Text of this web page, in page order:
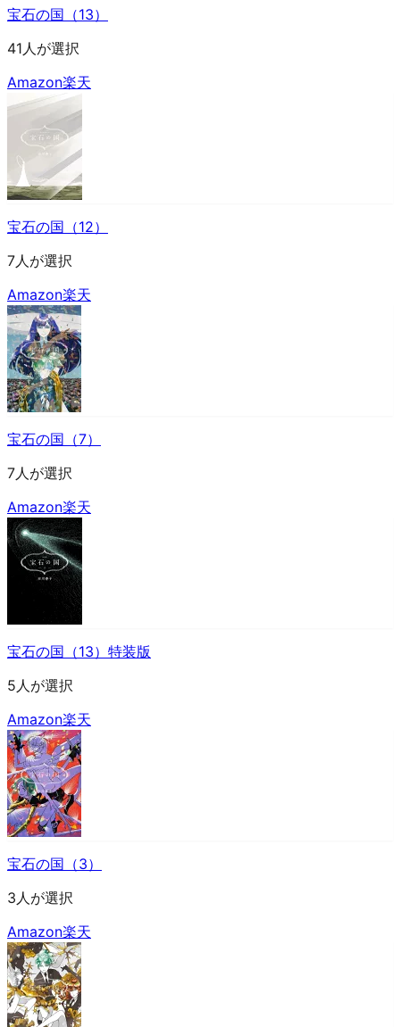
宝石の国（13）
41人が選択
Amazon楽天
宝石の国（12）
7人が選択
Amazon楽天
宝石の国（7）
7人が選択
Amazon楽天
宝石の国（13）特装版
5人が選択
Amazon楽天
宝石の国（3）
3人が選択
Amazon楽天